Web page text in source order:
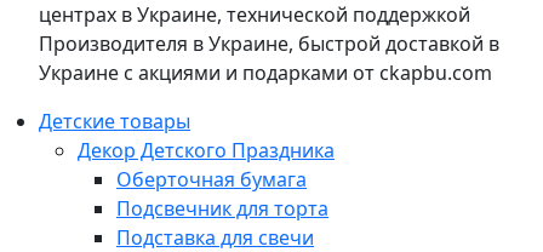
центрах в Украине, технической поддержкой
Производителя в Украине, быстрой доставкой в
Украине с акциями и подарками от ckapbu.com
Детские товары
Декор Детского Праздника
Оберточная бумага
Подсвечник для торта
Подставка для свечи